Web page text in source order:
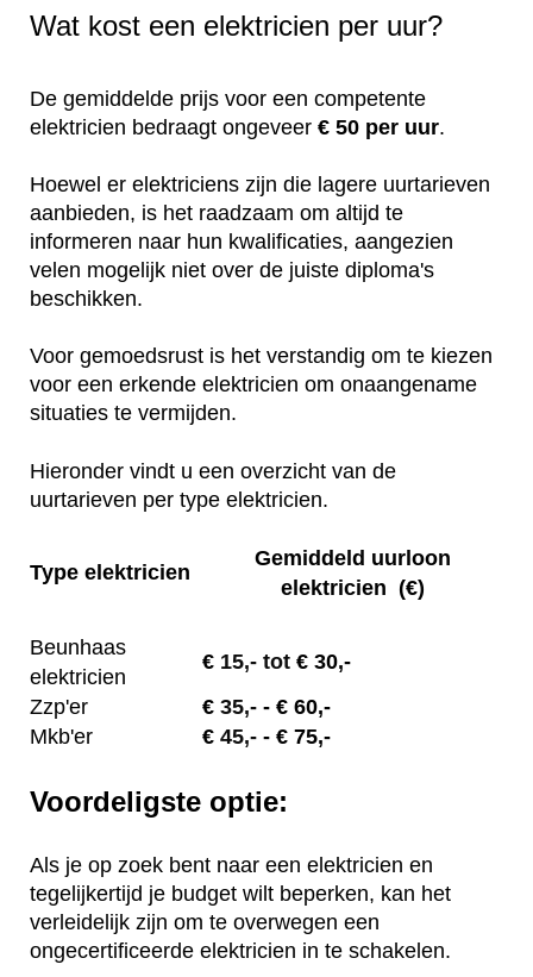
Wat kost een elektricien per uur?
De gemiddelde prijs voor een competente
elektricien bedraagt ongeveer € 50 per uur.
Hoewel er elektriciens zijn die lagere uurtarieven
aanbieden, is het raadzaam om altijd te
informeren naar hun kwalificaties, aangezien
velen mogelijk niet over de juiste diploma's
beschikken.
Voor gemoedsrust is het verstandig om te kiezen
voor een erkende elektricien om onaangename
situaties te vermijden.
Hieronder vindt u een overzicht van de
uurtarieven per type elektricien.
Type elektricien
Gemiddeld uurloon
elektricien (€)
Beunhaas
elektricien
€ 15,- tot € 30,-
Zzp'er
€ 35,- - € 60,-
Mkb'er
€ 45,- - € 75,-
Voordeligste optie:
Als je op zoek bent naar een elektricien en
tegelijkertijd je budget wilt beperken, kan het
verleidelijk zijn om te overwegen een
ongecertificeerde elektricien in te schakelen.